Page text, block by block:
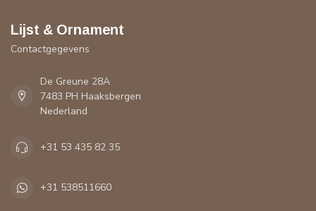
Lijst & Ornament
Contactgegevens
De Greune 28A
7483 PH Haaksbergen
Nederland
+31 53 435 82 35
+31 538511660